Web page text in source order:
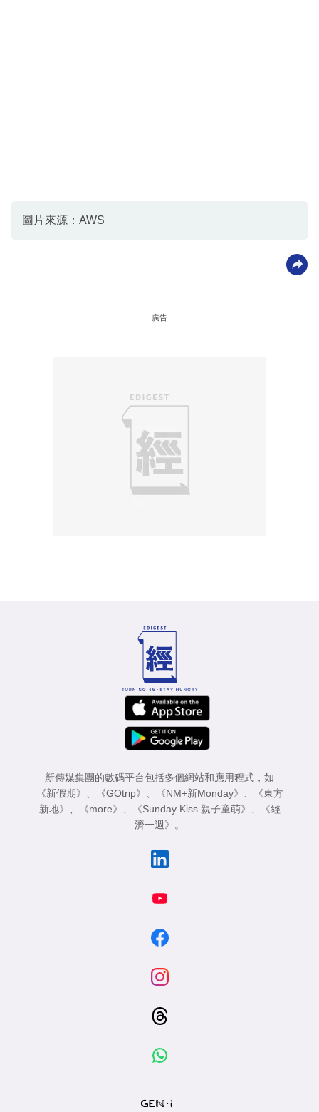
圖片來源：AWS
廣告
新傳媒集團的數碼平台包括多個網站和應用程式，如
《新假期》
《GOtrip》 《NM+新Monday》
《東方
新地》
《more》 《Sunday Kiss 親子童萌》
《經
濟一週》
。